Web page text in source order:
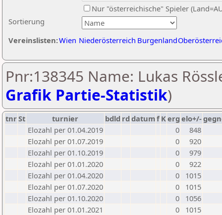
Sortierung
Nur "österreichische" Spieler
Vereinslisten:Wien Niederösterreich Burgenland
Pnr:138345 Name: Lukas
Grafik Partie-Statistik)
tnrSt turnier bdld rd datumf Kerg elo+/-
Elozahl per 01.04.2019
0
848
Elozahl per 01.07.2019
0
920
Elozahl per 01.10.2019
0
979
Elozahl per 01.01.2020
0
922
Elozahl per 01.04.2020
0
1015
Elozahl per 01.07.2020
0
1015
Elozahl per 01.10.2020
0
1056
Elozahl per 01.01.2021
0
1015